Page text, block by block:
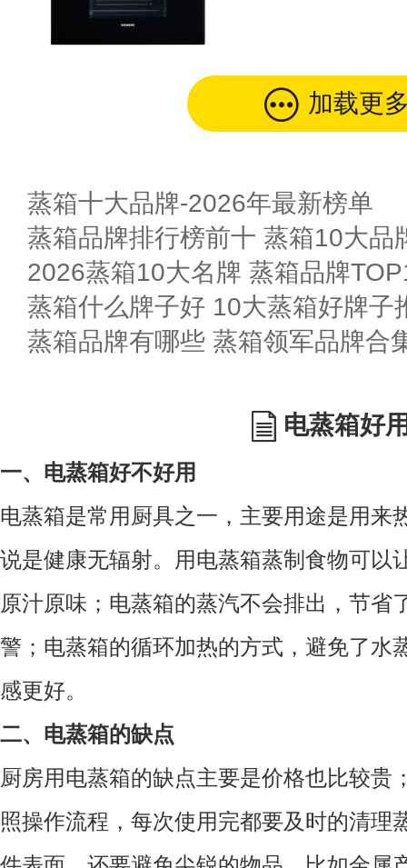
加载更
蒸箱十大品牌-2026年最新榜单
蒸箱品牌排行榜前十 蒸箱10大品
2026蒸箱10大名牌 蒸箱品牌
蒸箱什么牌子好 10大蒸箱好牌子
蒸箱品牌有哪些 蒸箱领军品牌合
电蒸箱好
一、电蒸箱好不好用
电蒸箱是常用厨具之一，主要用途是用来
说是健康无辐射。用电蒸箱蒸制食物可以
原汁原味；电蒸箱的蒸汽不会排出，节省
警；电蒸箱的循环加热的方式，避免了水
感更好。
二、电蒸箱的缺点
厨房用电蒸箱的缺点主要是价格也比较贵
照操作流程，每次使用完都要及时的清理